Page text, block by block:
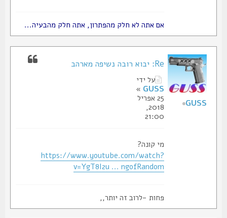
אם אתה לא חלק מהפתרון, אתה חלק מהבעיה...
Re: יבוא רובה נשיפה מארהב
על ידי
GUSS
»
25 אפריל
2018,
21:00
מי קונה?
https://www.youtube.com/watch?
v=YgT8I2u ... ngofRandom
פחות -לרוב זה יותר,,
GUSS